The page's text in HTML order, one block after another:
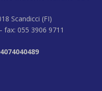
Scandicci (FI)
fax: 055 3906 9711